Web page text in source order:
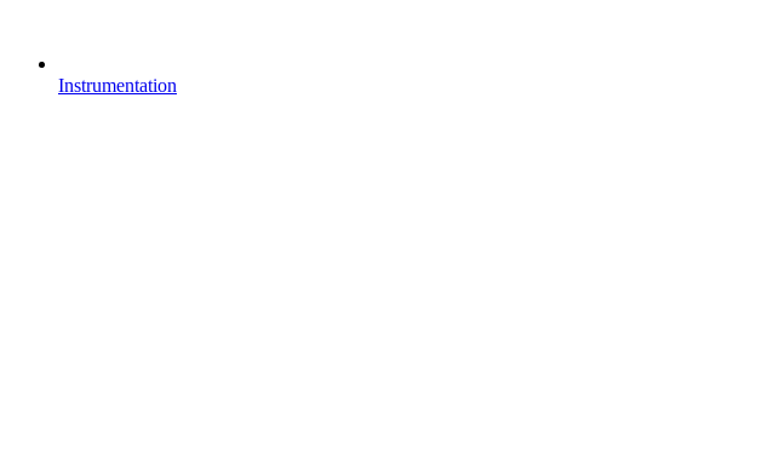
Instrumentation